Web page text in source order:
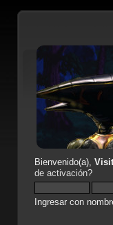
Bienvenido(a),
de activación?
Ingresar con